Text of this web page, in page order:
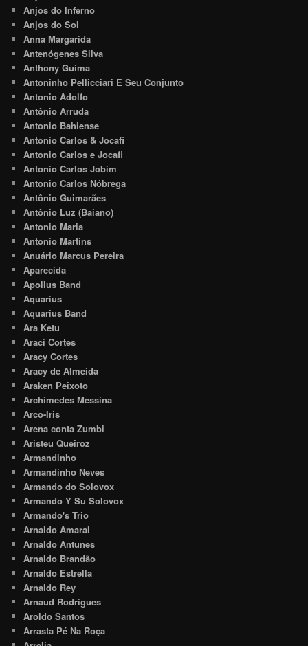
Anjos do Inferno
Anjos do Sol
Anna Margarida
Antenógenes Silva
Anthony Guima
Antoninho Pellicciari E Seu Conjunto
Antonio Adolfo
Antônio Arruda
Antonio Bahiense
Antonio Carlos & Jocafi
Antonio Carlos e Jocafi
Antonio Carlos Jobim
Antonio Carlos Nóbrega
Antônio Guimarães
Antônio Luz (Baiano)
Antonio Maria
Antonio Martins
Anuário Marcus Pereira
Aparecida
Apollus Band
Aquarius
Aquarius Band
Ara Ketu
Araci Cortes
Aracy Cortes
Aracy de Almeida
Araken Peixoto
Archimedes Messina
Arco-Iris
Arena conta Zumbi
Aristeu Queiroz
Armandinho
Armandinho Neves
Armando do Solovox
Armando Y Su Solovox
Armando's Trio
Arnaldo Amaral
Arnaldo Antunes
Arnaldo Brandão
Arnaldo Estrella
Arnaldo Rey
Arnaud Rodrigues
Aroldo Santos
Arrasta Pé Na Roça